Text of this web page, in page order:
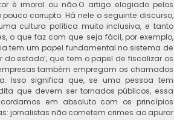
é imoral ou não.O artigo elogiado pelos
corrupto. Há nele o seguinte discurso,
cultura política muito inclusiva, e tanto
o que faz com que seja fácil, por exemplo,
tem um papel fundamental no sistema de
estado’, que tem o papel de fiscalizar os
também empregam os chamados
Isso significa que, se uma pessoa tem
que devem ser tornados públicos, essa
em absoluto com os princípios
jornalistas não cometem crimes ao apurar